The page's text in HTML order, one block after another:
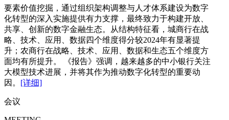
要素价值挖掘，通过组织架构调整与人才体系建设为数字
化转型的深入实施提供有力支撑，最终致力于构建开放、
共享、创新的数字金融生态。从结构特征看，城商行在战
略、技术、应用、数据四个维度得分较2024年有显著提
升；农商行在战略、技术、应用、数据和生态五个维度方
面均有所提升。 《报告》强调，越来越多的中小银行关注
大模型技术进展，并将其作为推动数字化转型的重要动
因。 [详细]
会议